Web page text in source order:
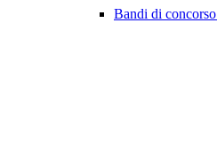
Bandi di concorso